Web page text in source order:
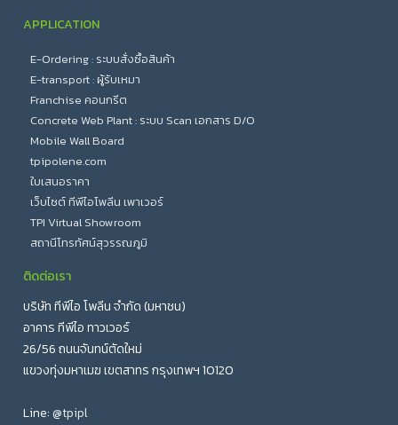
APPLICATION
E-Ordering : ระบบสั่งซื้อสินค้า
E-transport : ผู้รับเหมา
Franchise คอนกรีต
Concrete Web Plant : ระบบ Scan เอกสาร D/O
Mobile Wall Board
tpipolene.com
ใบเสนอราคา
เว็บไซต์ ทีพีไอโพลีน เพาเวอร์
TPI Virtual Showroom
สถานีโทรทัศน์สุวรรณภูมิ
ติดต่อเรา
บริษัท ทีพีไอ โพลีน จำกัด (มหาชน)
อาคาร ทีพีไอ ทาวเวอร์
26/56 ถนนจันทน์ตัดใหม่
แขวงทุ่งมหาเมฆ เขตสาทร กรุงเทพฯ 10120
Line:@tpipl